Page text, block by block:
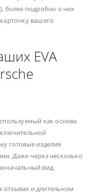
более подробно о них
вашего
EVA
как основа
готовые изделия
Даже через несколько
вид.
и длительном